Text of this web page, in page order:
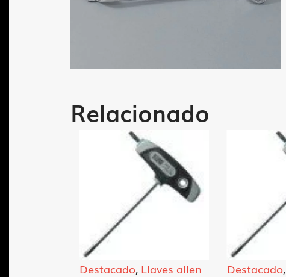
Relacionado
Destacado, Llaves allen
Destacado,